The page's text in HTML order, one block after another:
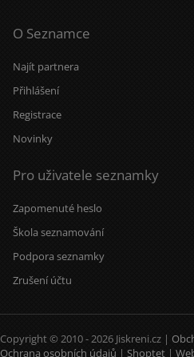
O Seznamce
Najít partnera
Přihlášení
Registrace
Novinky
Pro uživatele seznamky
Zapomenuté heslo
Škola seznamování
Podpora seznamky
Zrušení účtu
Copyright © 2010 - 2026 Jiskreni.cz |
Ochrana osobních údajů | Shoptet |